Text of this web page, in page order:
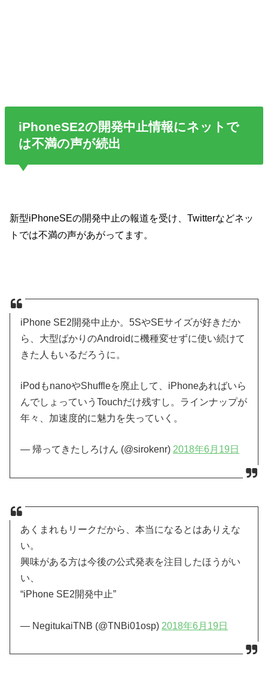
iPhoneSE2の開発中止情報にネットで
は不満の声が続出
新型iPhoneSEの開発中止の報道を受け、Twitterなどネッ
トでは不満の声があがってます。
iPhone SE2開発中止か。5SやSEサイズが好きだか
ら、大型ばかりのAndroidに機種変せずに使い続けて
きた人もいるだろうに。
iPodもnanoやShuffleを廃止して、iPhoneあればいら
んでしょっていうTouchだけ残すし。ラインナップが
年々、加速度的に魅力を失っていく。
— 帰ってきたしろけん (@sirokenr) 2018年6月19日
あくまれもリークだから、本当になるとはありえな
い。
興味がある方は今後の公式発表を注目したほうがい
い、
“iPhone SE2開発中止”
— NegitukaiTNB (@TNBi01osp) 2018年6月19日